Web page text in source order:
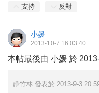
支持 反對
小媛
2013-10-7 16:03:40
本帖最後由 小媛 於
靜竹林 發表於 2013-9-3